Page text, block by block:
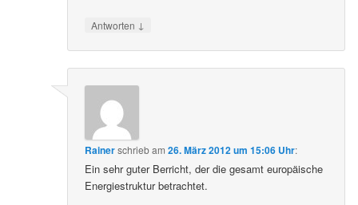
Antworten ↓
Rainerschriebam26. März 2012 um 15:06 Uhr:
Ein sehr guter Berricht, der die gesamt europäische
Energiestruktur betrachtet.